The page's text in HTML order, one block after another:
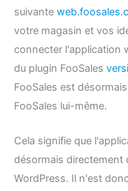
suivante
votre magasin et vos
connecter l'application
du plugin FooSales
FooSales est
FooSales lui-même.
Cela signifie que
désormais directement
WordPress. Il n'est